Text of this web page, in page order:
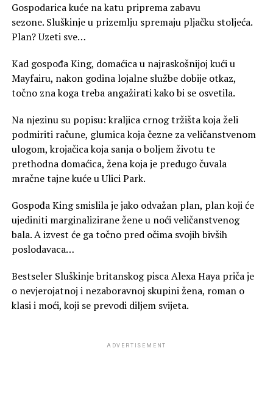
Gospodarica kuće na katu priprema zabavu
sezone. Sluškinje u prizemlju spremaju pljačku stoljeća.
Plan? Uzeti sve…
Kad gospođa King, domaćica u najraskošnijoj kući u
Mayfairu, nakon godina lojalne službe dobije otkaz,
točno zna koga treba angažirati kako bi se osvetila.
Na njezinu su popisu: kraljica crnog tržišta koja želi
podmiriti račune, glumica koja čezne za veličanstvenom
ulogom, krojačica koja sanja o boljem životu te
prethodna domaćica, žena koja je predugo čuvala
mračne tajne kuće u Ulici Park.
Gospođa King smislila je jako odvažan plan, plan koji će
ujediniti marginalizirane žene u noći veličanstvenog
bala. A izvest će ga točno pred očima svojih bivših
poslodavaca…
Bestseler Sluškinje britanskog pisca Alexa Haya priča je
o nevjerojatnoj i nezaboravnoj skupini žena, roman o
klasi i moći, koji se prevodi diljem svijeta.
ADVERTISEMENT